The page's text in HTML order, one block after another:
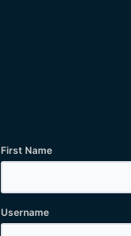
First Name
Username